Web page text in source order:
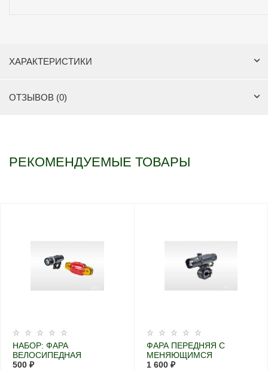
ХАРАКТЕРИСТИКИ
ОТЗЫВОВ (0)
РЕКОМЕНДУЕМЫЕ ТОВАРЫ
НАБОР: ФАРА
ВЕЛОСИПЕДНАЯ
ПЕРЕДНЯЯ
500 ₽
ФАРА ПЕРЕДНЯЯ С
МЕНЯЮЩИМСЯ
ФОКУСОМ 3W
1 600 ₽